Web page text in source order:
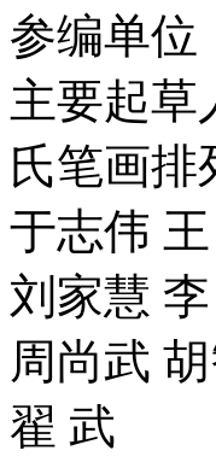
参编单位
主要起草
氏笔画排
于志伟
刘家慧
周尚武
翟 武